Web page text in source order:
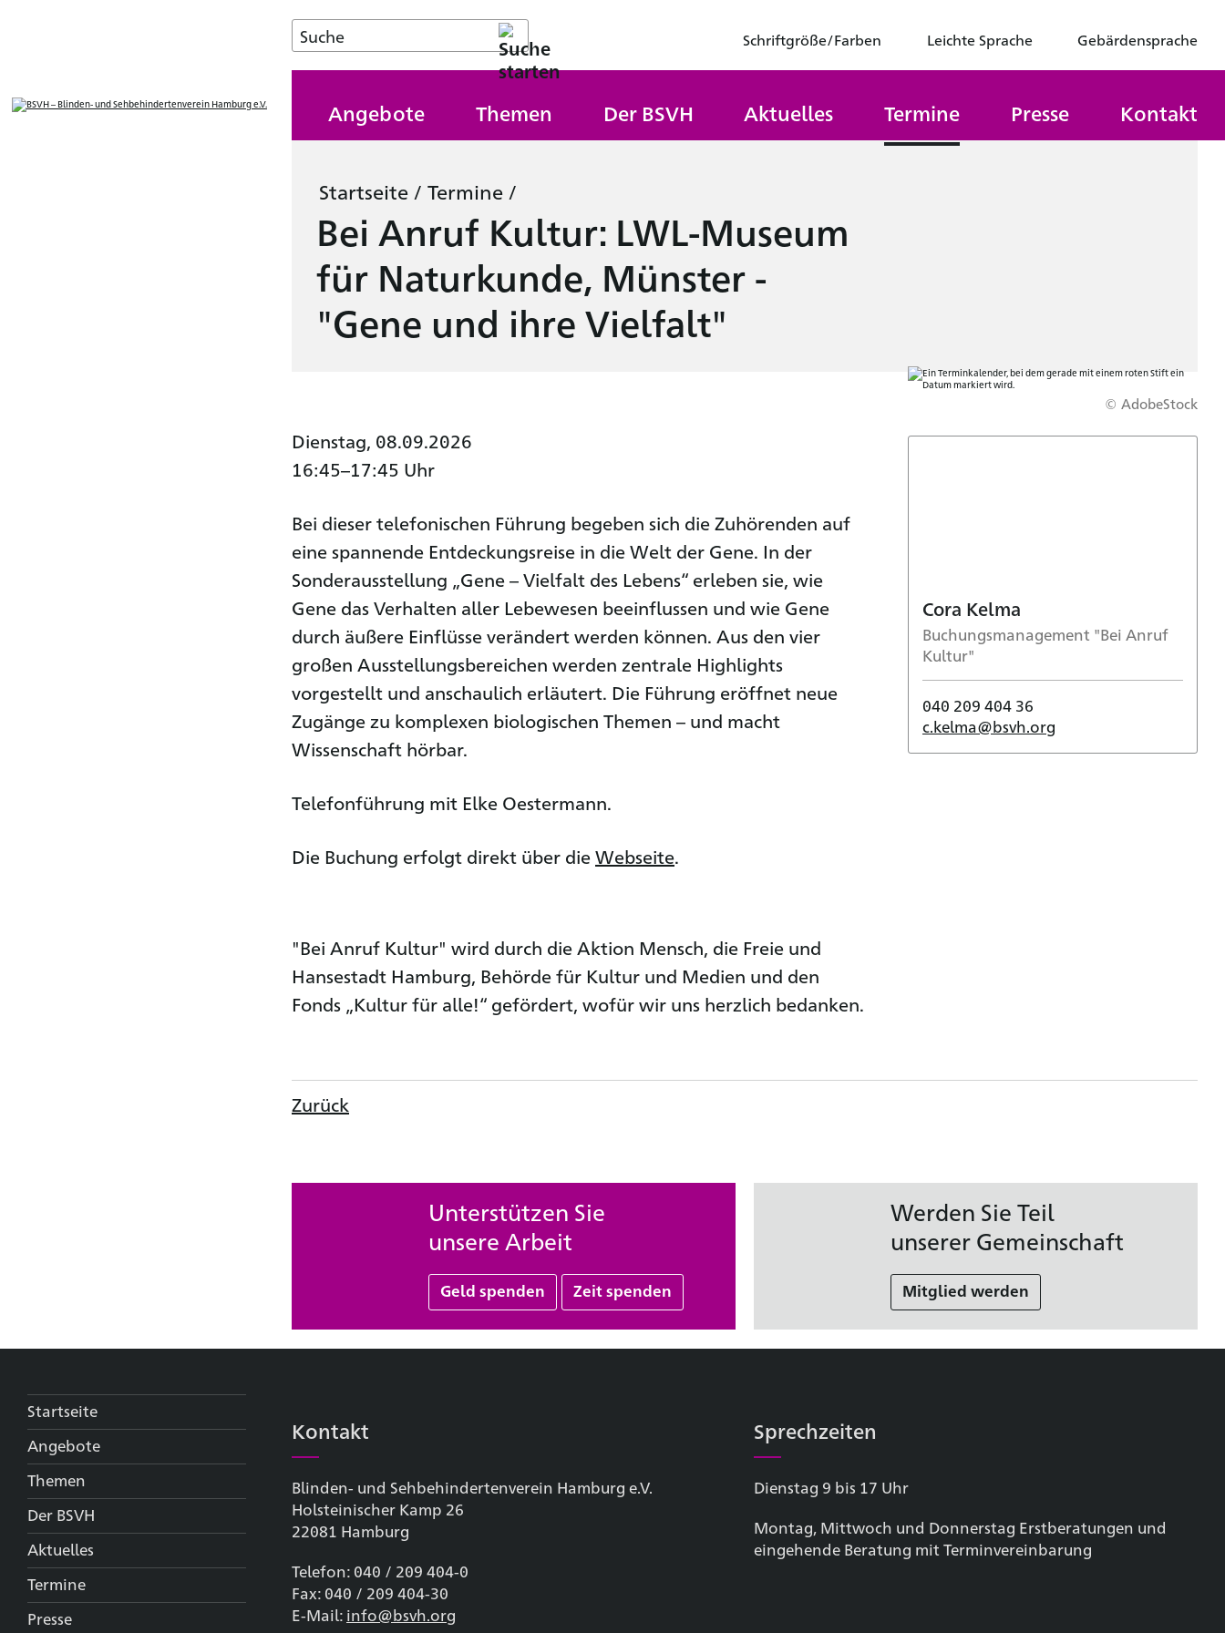
Schriftgröße/Farben Leichte Sprache Gebärdensprache
Angebote Themen Der BSVH Aktuelles Termine Presse Kontakt
Startseite / Termine /
Bei Anruf Kultur: LWL-Museum
für Naturkunde, Münster -
"Gene und ihre Vielfalt"
© AdobeStock
Dienstag, 08.09.2026
16:45–17:45 Uhr
Bei dieser telefonischen Führung begeben sich die Zuhörenden auf
eine spannende Entdeckungsreise in die Welt der Gene. In der
Sonderausstellung „Gene – Vielfalt des Lebens“ erleben sie, wie
Gene das Verhalten aller Lebewesen beeinflussen und wie Gene
durch äußere Einflüsse verändert werden können. Aus den vier
großen Ausstellungsbereichen werden zentrale Highlights
vorgestellt und anschaulich erläutert. Die Führung eröffnet neue
Zugänge zu komplexen biologischen Themen – und macht
Wissenschaft hörbar.
Telefonführung mit Elke Oestermann.
Die Buchung erfolgt direkt über dieWebseite.
"Bei Anruf Kultur" wird durch die Aktion Mensch, die Freie und
Hansestadt Hamburg, Behörde für Kultur und Medien und den
Fonds „Kultur für alle!“ gefördert, wofür wir uns herzlich bedanken.
Cora Kelma
Buchungsmanagement "Bei Anruf
Kultur"
040 209 404 36
c.kelma@bsvh.org
Zurück
Unterstützen Sie
unsere Arbeit
Geld spenden Zeit spenden
Werden Sie Teil
unserer Gemeinschaft
Mitglied werden
Startseite
Angebote
Themen
Der BSVH
Aktuelles
Termine
Presse
Kontakt
Blinden- und Sehbehinderten­verein Hamburg e.V.
Holsteinischer Kamp 26
22081 Hamburg
Telefon: 040 / 209 404-0
Fax: 040 / 209 404-30
E-Mail: info@bsvh.org
Sprechzeiten
Dienstag 9 bis 17 Uhr
Montag, Mittwoch und Donnerstag Erstberatungen und
eingehende Beratung mit Terminvereinbarung